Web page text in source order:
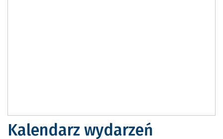
Kalendarz wydarzeń